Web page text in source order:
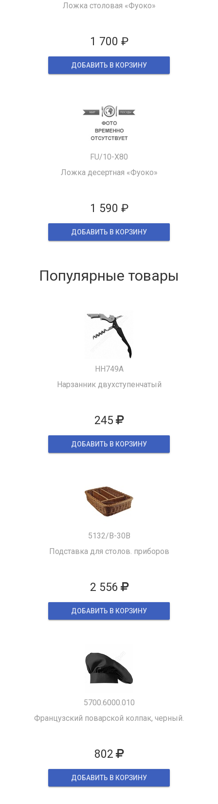
Ложка столовая «Фуоко»
1 700 ₽
ДОБАВИТЬ В КОРЗИНУ
FU/10-X80
Ложка десертная «Фуоко»
1 590 ₽
ДОБАВИТЬ В КОРЗИНУ
Популярные товары
HH749A
Нарзанник двухступенчатый
245
ДОБАВИТЬ В КОРЗИНУ
5132/B-30B
Подставка для столов. приборов
2 556
ДОБАВИТЬ В КОРЗИНУ
5700.6000.010
Французский поварской колпак, черный.
802
ДОБАВИТЬ В КОРЗИНУ